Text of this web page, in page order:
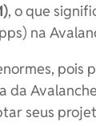
, o que
na
da
seus